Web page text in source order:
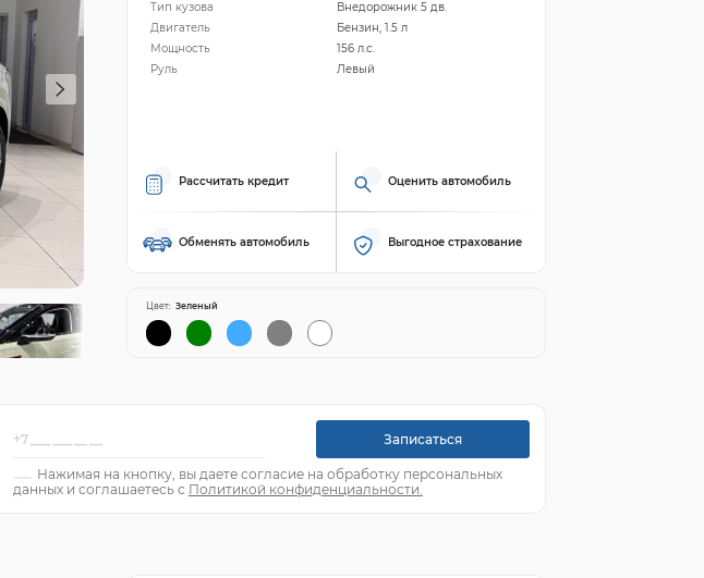
Тип кузова
Внедорожник 5 дв.
Двигатель
Бензин, 1.5 л
Мощность
156 л.с.
Руль
Левый
Рассчитать кредит Оценить автомобиль
Обменять автомобиль Выгодное страхование
Цвет: Зеленый
Записаться
Нажимая на кнопку, вы даете согласие на обработку персональных
данных и соглашаетесь с Политикой конфиденциальности.